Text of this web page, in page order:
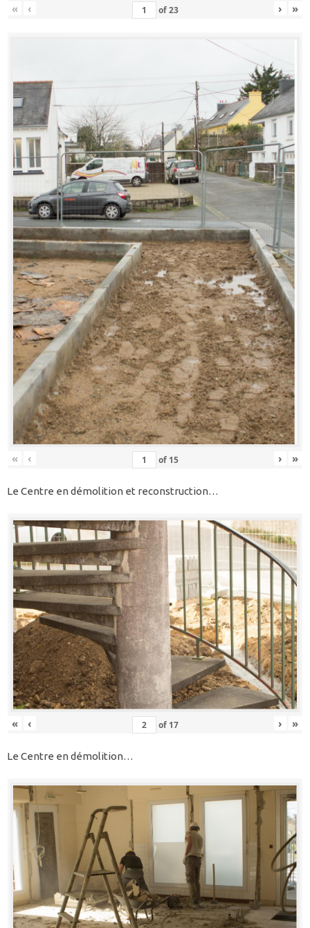
« ‹ of23 › »
« ‹ of 15 › »
Le Centre en démolition et reconstruction…
« ‹ of 17 › »
Le Centre en démolition…